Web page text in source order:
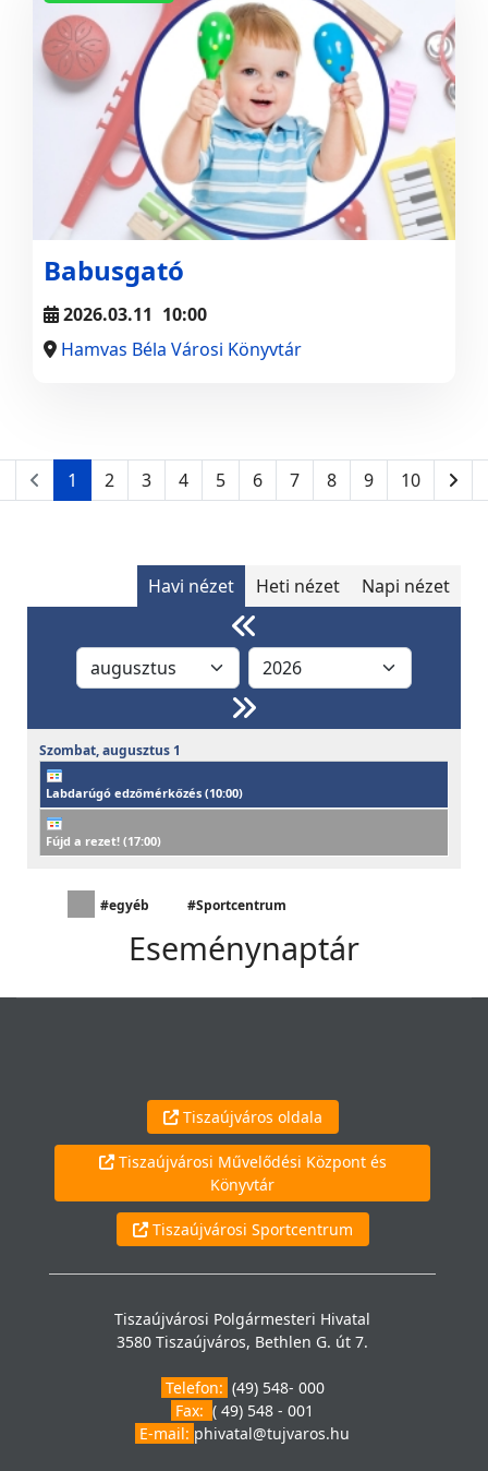
Babusgató
2026.03.11 10:00
Hamvas Béla Városi Könyvtár
1 2 3 4 5 6 7 8 9 10
Havi nézet Heti nézet Napi nézet
Szombat,augusztus 1
Labdarúgó edzőmérkőzés (10:00)
Fújd a rezet! (17:00)
#egyéb #Sportcentrum
Eseménynaptár
Tiszaújváros oldala
Tiszaújvárosi Művelődési Központ és
Könyvtár
Tiszaújvárosi Sportcentrum
Tiszaújvárosi Polgármesteri Hivatal
3580 Tiszaújváros, Bethlen G. út 7.
Telefon: (49) 548- 000
Fax: ( 49) 548 - 001
E-mail: phivatal@tujvaros.hu